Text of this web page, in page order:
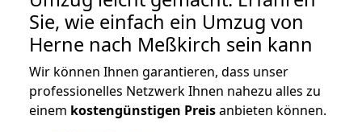
Sie, wie einfach ein Umzug von
Herne nach Meßkirch sein kann
Wir können Ihnen garantieren, dass unser
professionelles Netzwerk Ihnen nahezu alles zu
einem kostengünstigen Preisanbieten können.